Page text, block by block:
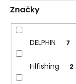
Značky
DELPHIN 7
Filfishing 2